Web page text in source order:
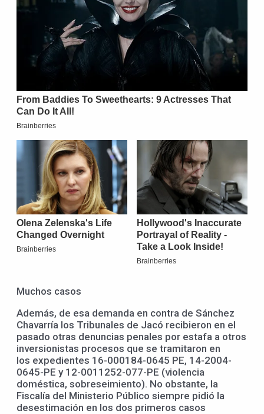
Muchos casos
Además, de esa demanda en contra de Sánchez
Chavarría los Tribunales de Jacó recibieron en el
pasado otras denuncias penales por estafa a otros
inversionistas procesos que se tramitaron en
los expedientes 16-000184-0645 PE, 14-2004-
0645-PE y 12-0011252-077-PE (violencia
doméstica, sobreseimiento). No obstante, la
Fiscalía del Ministerio Público siempre pidió la
desestimación en los dos primeros casos